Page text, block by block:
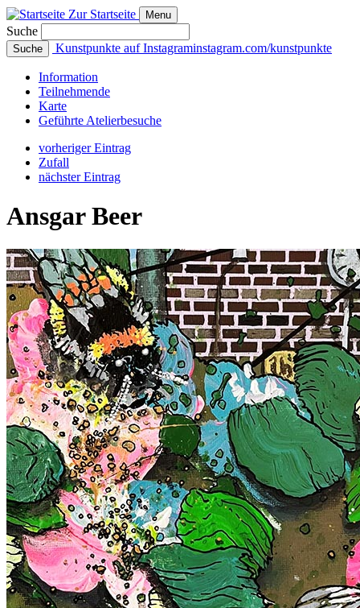
Zur Startseite Menu
Suche
Suche Kunstpunkte auf Instagraminstagram.com/kunstpunkte
Information
Teilnehmende
Karte
Geführte Atelierbesuche
vorheriger Eintrag
Zufall
nächster Eintrag
Ansgar Beer